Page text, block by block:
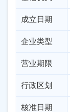
成立日期
企业类型
营业期限
行政区划
核准日期